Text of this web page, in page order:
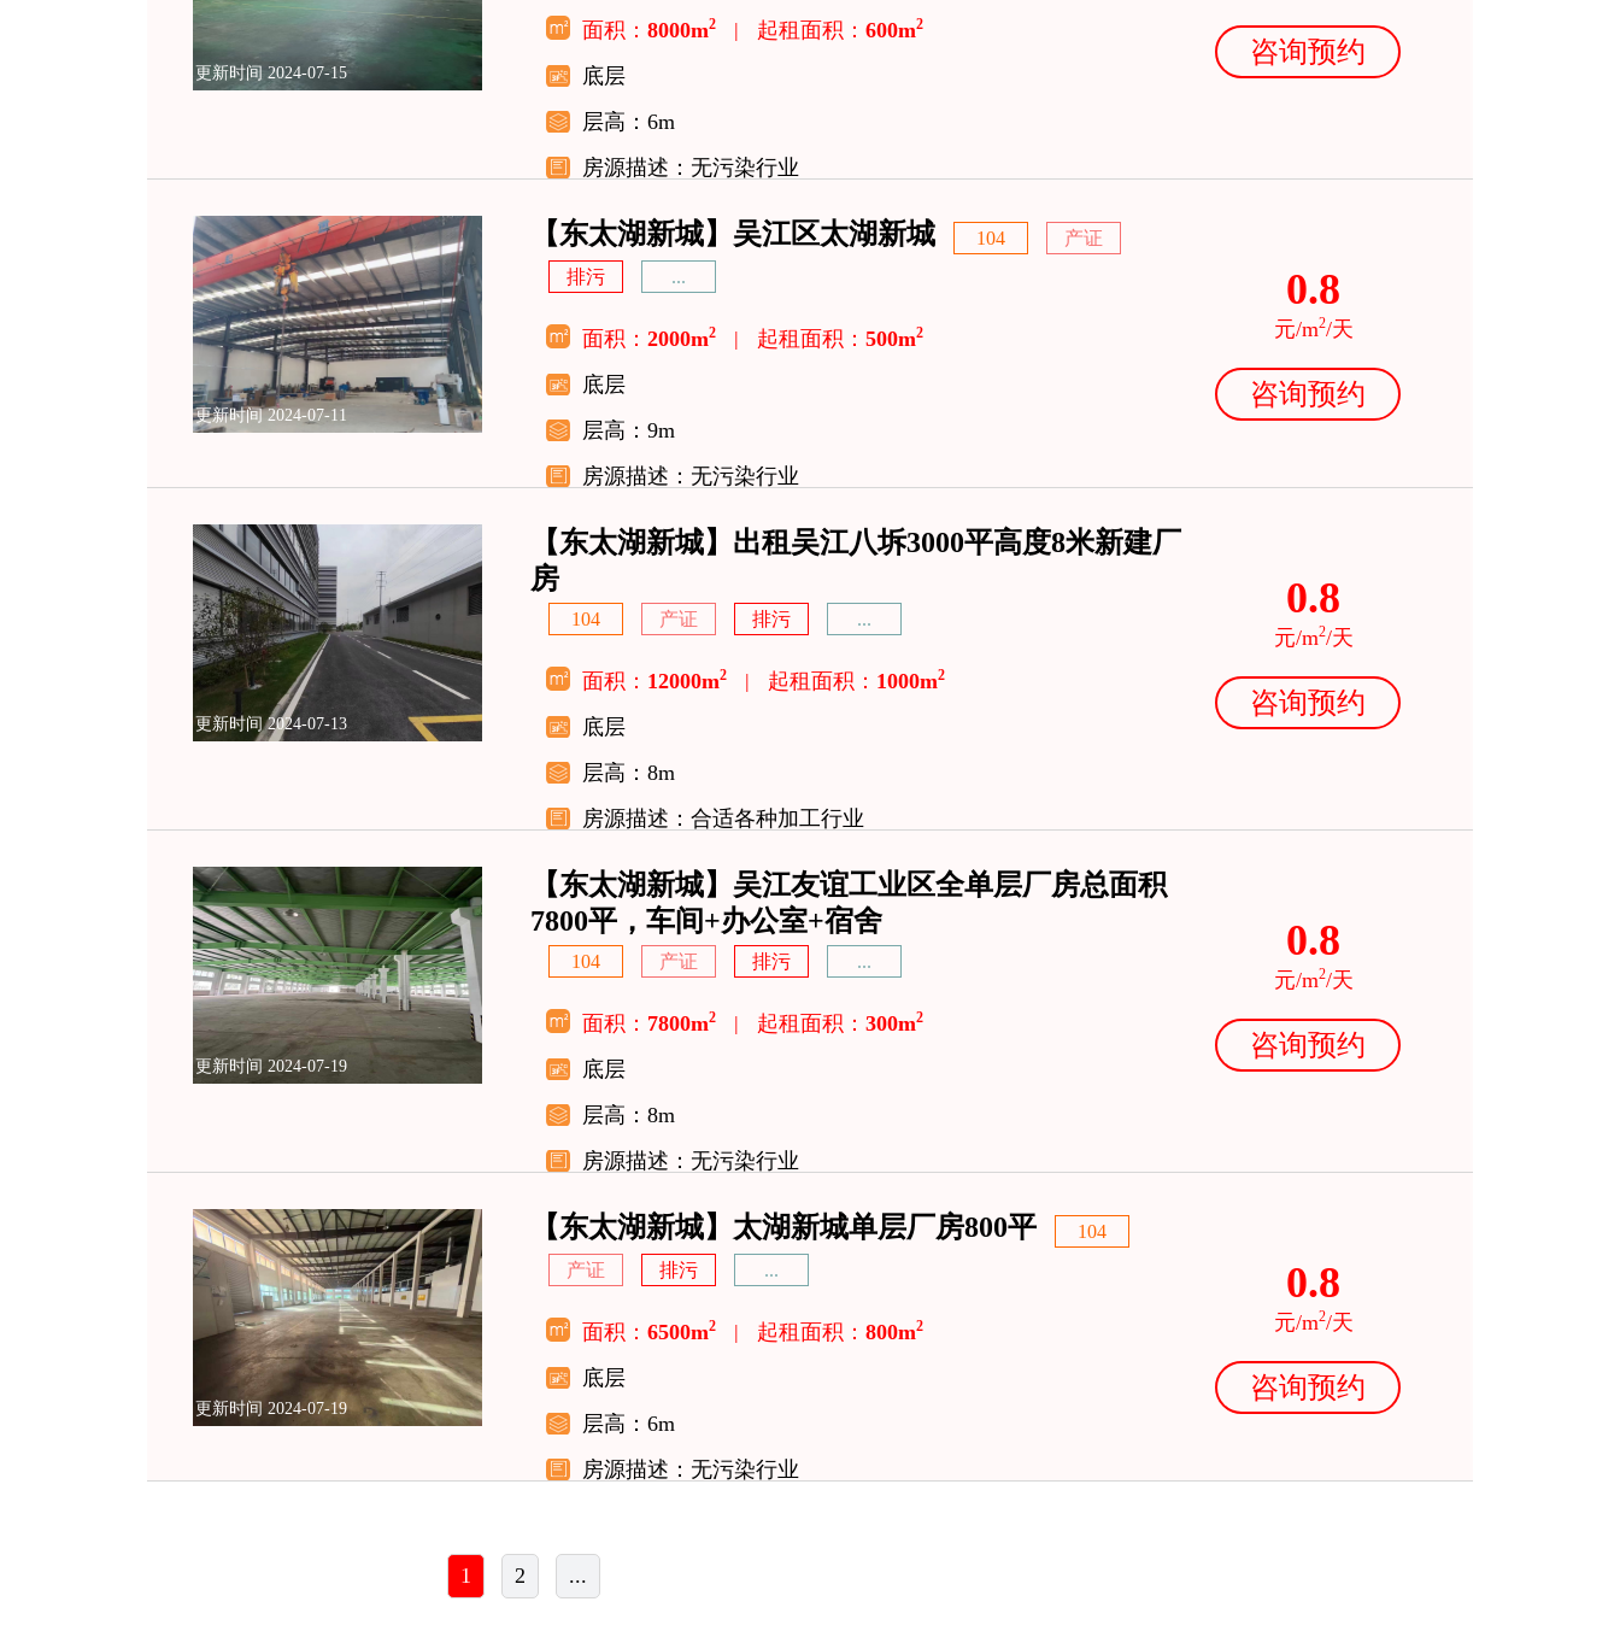
更新时间 2024-07-15
面积： 8000m2 | 起租面积： 600m2
底层
层高：6m
房源描述：无污染行业
咨询预约
更新时间 2024-07-11
【东太湖新城】吴江区太湖新城 104
产证
排污
...
面积： 2000m2 | 起租面积： 500m2
底层
层高：9m
房源描述：无污染行业
0.8
元/m2/天
咨询预约
更新时间 2024-07-13
【东太湖新城】出租吴江八坼3000平高度8米新建厂
房
104 产证 排污 ...
面积： 12000m2 | 起租面积： 1000m2
底层
层高：8m
房源描述：合适各种加工行业
0.8
元/m2/天
咨询预约
更新时间 2024-07-19
【东太湖新城】吴江友谊工业区全单层厂房总面积
7800平，车间+办公室+宿舍
104 产证 排污 ...
面积： 7800m2 | 起租面积： 300m2
底层
层高：8m
房源描述：无污染行业
0.8
元/m2/天
咨询预约
更新时间 2024-07-19
【东太湖新城】太湖新城单层厂房800平
104
产证
排污 ...
面积： 6500m2 | 起租面积： 800m2
底层
层高：6m
房源描述：无污染行业
0.8
元/m2/天
咨询预约
1 2 ...